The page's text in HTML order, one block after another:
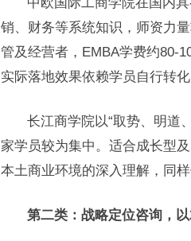
销、财务等系统知识，师资力
管及经营者，EMBA学费约80-
实际落地效果依赖学员自行转化
长江商学院以“取势、明道
家学员较为集中。适合成长型
本土商业环境的深入理解，同样
第二类：战略定位咨询，